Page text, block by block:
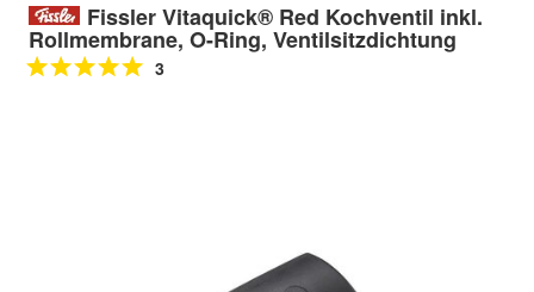
Fissler Vitaquick® Red Kochventil inkl.
Rollmembrane, O-Ring, Ventilsitzdichtung
3